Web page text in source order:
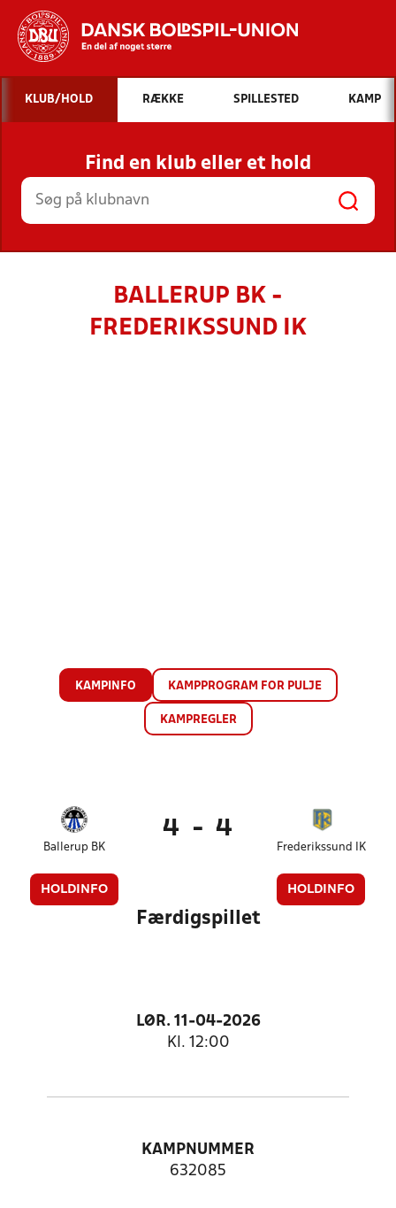
Hvad vil du søge efter?
INDHOLD OG NYHEDER
STILLINGER, RESULTATER, KLUBBER OG
HOLD
KLUB/HOLD RÆKKE SPILLESTED KAMP
Find en klub eller et hold
BALLERUP BK -
FREDERIKSSUND IK
KAMPINFO KAMPPROGRAM FOR PULJE
KAMPREGLER
Ballerup BK
HOLDINFO
4 - 4
Frederikssund IK
HOLDINFO
Færdigspillet
LØR. 11-04-2026
Kl. 12:00
KAMPNUMMER
632085